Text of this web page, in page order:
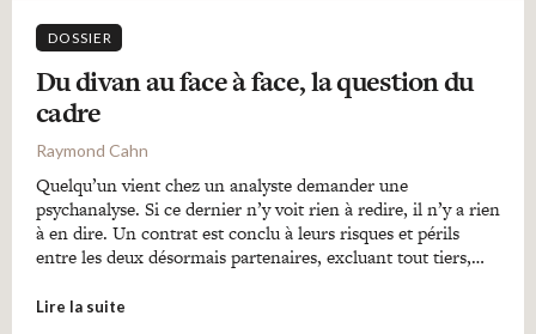
DOSSIER
Du divan au face à face, la question du
cadre
Raymond Cahn
Quelqu’un vient chez un analyste demander une
psychanalyse. Si ce dernier n’y voit rien à redire, il n’y a rien
à en dire. Un contrat est conclu à leurs risques et périls
entre les deux désormais partenaires, excluant tout tiers,…
Lire la suite